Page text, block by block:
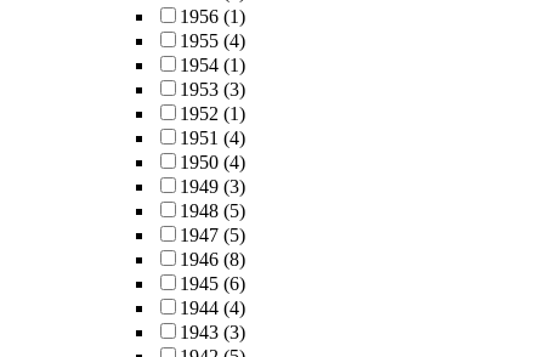
1956 (1)
1955 (4)
1954 (1)
1953 (3)
1952 (1)
1951 (4)
1950 (4)
1949 (3)
1948 (5)
1947 (5)
1946 (8)
1945 (6)
1944 (4)
1943 (3)